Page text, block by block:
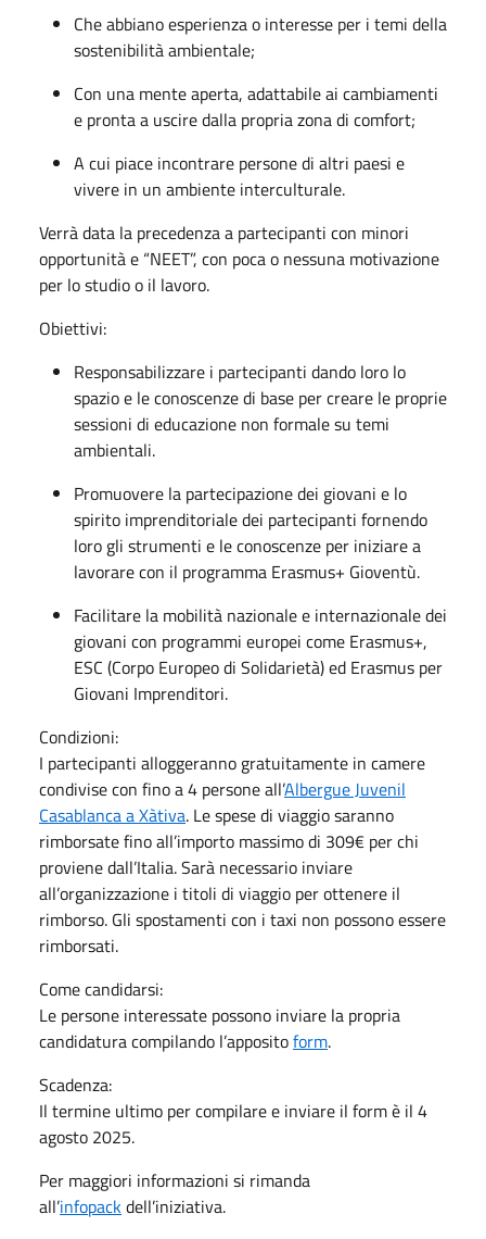
Che abbiano esperienza o interesse per i temi della
sostenibilità ambientale;
Con una mente aperta, adattabile ai cambiamenti
e pronta a uscire dalla propria zona di comfort;
A cui piace incontrare persone di altri paesi e
vivere in un ambiente interculturale.
Verrà data la precedenza a partecipanti con minori
opportunità e “NEET”, con poca o nessuna motivazione
per lo studio o il lavoro.
Obiettivi:
Responsabilizzare i partecipanti dando loro lo
spazio e le conoscenze di base per creare le proprie
sessioni di educazione non formale su temi
ambientali.
Promuovere la partecipazione dei giovani e lo
spirito imprenditoriale dei partecipanti fornendo
loro gli strumenti e le conoscenze per iniziare a
lavorare con il programma Erasmus+ Gioventù.
Facilitare la mobilità nazionale e internazionale dei
giovani con programmi europei come Erasmus+,
ESC (Corpo Europeo di Solidarietà) ed Erasmus per
Giovani Imprenditori.
Condizioni:
I partecipanti alloggeranno gratuitamente in camere
condivise con fino a 4 persone all’Albergue Juvenil
Casablanca a Xàtiva. Le spese di viaggio saranno
rimborsate fino all’importo massimo di 309€ per chi
proviene dall’Italia. Sarà necessario inviare
all’organizzazione i titoli di viaggio per ottenere il
rimborso. Gli spostamenti con i taxi non possono essere
rimborsati.
Come candidarsi:
Le persone interessate possono inviare la propria
candidatura compilando l’appositoform.
Scadenza:
Il termine ultimo per compilare e inviare il form è il 4
agosto 2025.
Per maggiori informazioni si rimanda
all’infopackdell’iniziativa.